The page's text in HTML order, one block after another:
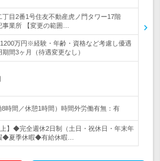
目2番1号住友不動産虎ノ門タワー17階
事業所 【変更の範囲…
万円※経験・年齢・資格など考慮し優遇
間3ヶ月（待遇変更なし）
8時間／休憩1時間）時間外労働有無：有
上】◆完全週休2日制（土日・祝休日・年末年
◆夏季休暇◆有給休暇…